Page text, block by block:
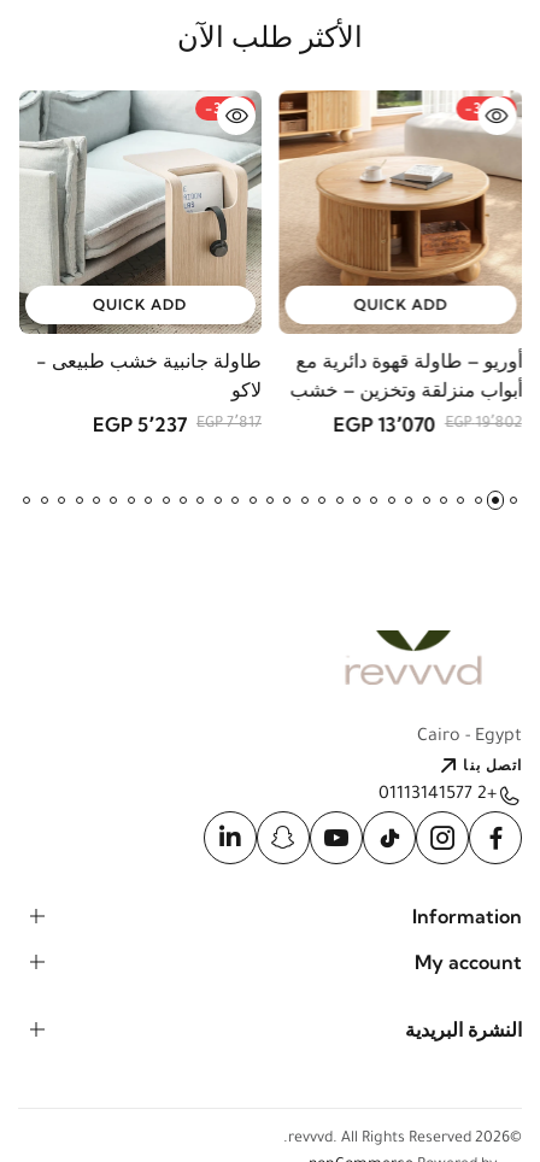
الأكثر طلب الآن
-34%
QUICK ADD
أوريو – طاولة قهوة دائرية مع
أبواب منزلقة وتخزين – خشب
-33%
QUICK ADD
طاولة جانبية خشب طبيعى -
لاكو
Cairo - Egypt
اتصل بنا
+2 01113141577